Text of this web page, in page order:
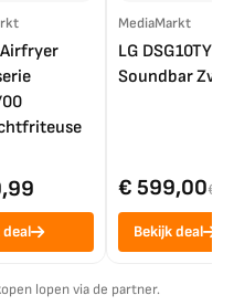
deal
MediaMarkt
LG DSG10TY
Soundbar
€ 599,00€
Bekijk deal
lopen via de partner.